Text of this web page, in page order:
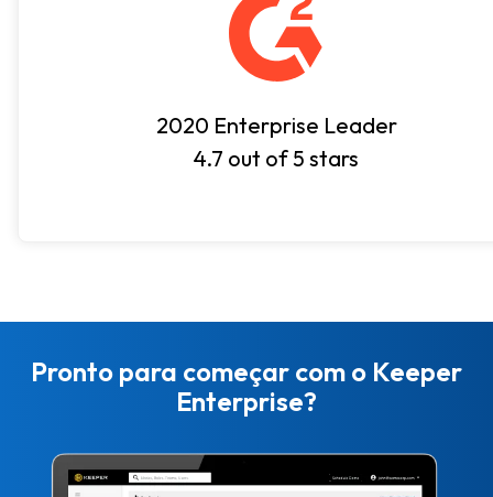
2020 Enterprise Leader
4.7 out of 5 stars
Pronto para começar com o Keeper
Enterprise?